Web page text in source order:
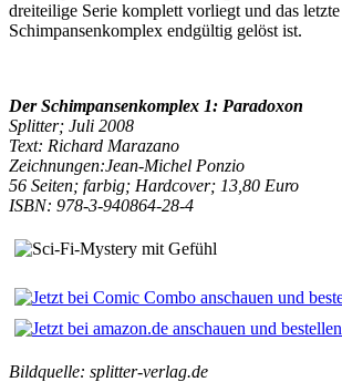
dreiteilige Serie komplett vorliegt und das
Schimpansenkomplex endgültig gelöst ist.
Der Schimpansenkomplex 1: Paradoxon
Splitter; Juli 2008
Text: Richard Marazano
Zeichnungen:Jean-Michel Ponzio
56 Seiten; farbig; Hardcover; 13,80 Euro
ISBN: 978-3-940864-28-4
Bildquelle: splitter-verlag.de